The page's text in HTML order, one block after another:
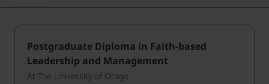
Postgraduate Diploma in Faith-based
Leadership and Management
At The University of Otago